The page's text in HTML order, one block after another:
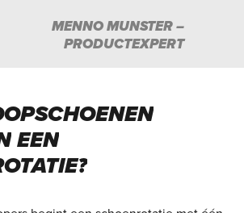
MENNO MUNSTER –
PRODUCTEXPERT
EEN